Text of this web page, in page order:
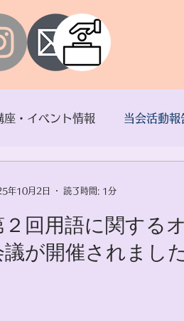
座・イベント情報 当会活動報
２回用語に関する
議が開催されまし
年10月2日 読了時間: 1分